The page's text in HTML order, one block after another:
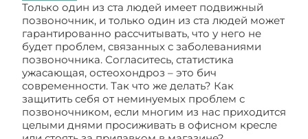
Только один из ста людей имеет подвижный
позвоночник, и только один из ста людей может
гарантированно рассчитывать, что у него не
будет проблем, связанных с заболеваниями
позвоночника. Согласитесь, статистика
ужасающая, остеохондроз – это бич
современности. Так что же делать? Как
защитить себя от неминуемых проблем с
позвоночником, если многим из нас приходится
целыми днями просиживать в офисном кресле